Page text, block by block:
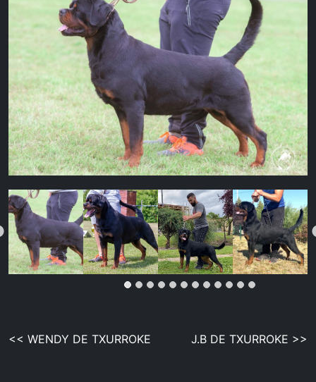
Navegación
<< WENDY DE TXURROKE J.B DE TXURROKE >>